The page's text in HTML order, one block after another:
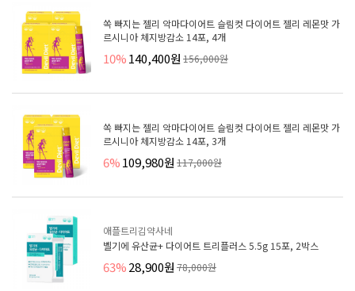
쏙 빠지는 젤리 악마다이어트 슬림컷 다이어트 젤리 레몬맛 가
르시니아 체지방감소 14포, 4개
10%140,400원 156,000원
쏙 빠지는 젤리 악마다이어트 슬림컷 다이어트 젤리 레몬맛 가
르시니아 체지방감소 14포, 3개
6%109,980원 117,000원
애플트리김약사네
벨기에 유산균+ 다이어트 트리플러스 5.5g 15포, 2박스
63%28,900원 78,000원